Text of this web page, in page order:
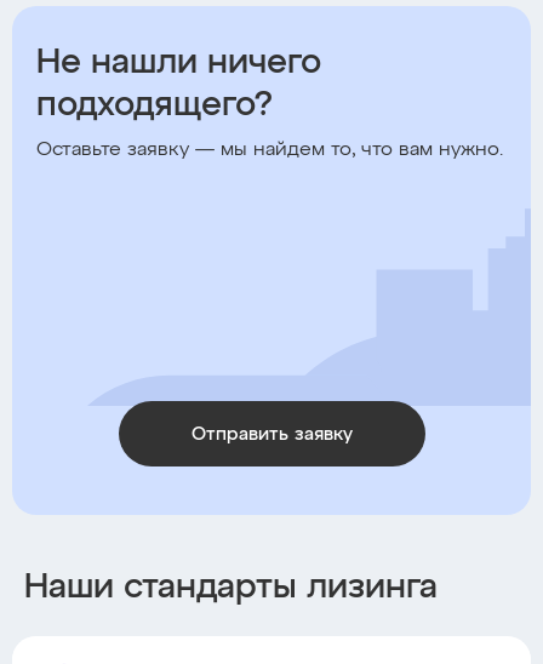
Не нашли ничего
подходящего?
Оставьте заявку — мы найдем то, что вам нужно.
Отправить заявку
Наши стандарты лизинга